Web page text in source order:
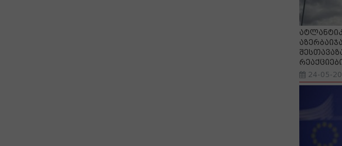
24-05-